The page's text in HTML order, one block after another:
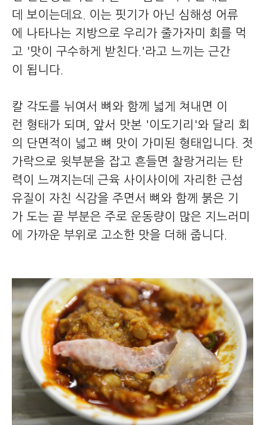
데 보이는데요. 이는 핏기가 아닌 심해성 어류
에 나타나는 지방으로 우리가 줄가자미 회를 먹
고 '맛이 구수하게 받친다.'라고 느끼는 근간
이 됩니다.
칼 각도를 뉘여서 뼈와 함께 넓게 쳐내면 이
런 형태가 되며, 앞서 맛본 '이도기리'와 달리 회
의 단면적이 넓고 뼈 맛이 가미된 형태입니다. 젓
가락으로 윗부분을 잡고 흔들면 찰랑거리는 탄
력이 느껴지는데 근육 사이사이에 자리한 근섬
유질이 자친 식감을 주면서 뼈와 함께 붉은 기
가 도는 끝 부분은 주로 운동량이 많은 지느러미
에 가까운 부위로 고소한 맛을 더해 줍니다.